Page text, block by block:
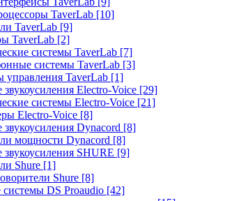
TaverLab [10]
TaverLab [9]
TaverLab [2]
системы TaverLab [7]
системы TaverLab [3]
управления TaverLab [1]
Electro-Voice [29]
системы Electro-Voice [21]
Electro-Voice [8]
Dynacord [8]
мощности Dynacord [8]
SHURE [9]
Shure [1]
Shure [8]
системы DS Proaudio [42]